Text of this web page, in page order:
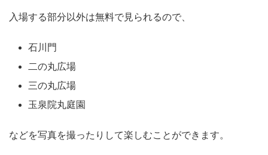
入場する部分以外は無料で見られるので、
石川門
二の丸広場
三の丸広場
玉泉院丸庭園
などを写真を撮ったりして楽しむことができます。